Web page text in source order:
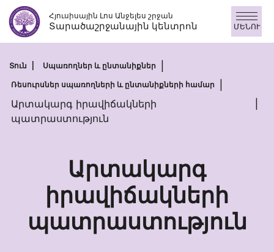
Անցնել
բովանդակությանըՀյուսիսային Լոս Անջելես շրջան
Տարածաշրջանային կենտրոն ՄԵՆՈՒ
Տուն Սպառողներ և ընտանիքներ
Ռեսուրսներ սպառողների և ընտանիքների համար
Արտակարգ իրավիճակների
պատրաստություն
Արտակարգ
իրավիճակների
պատրաստություն
Արտակարգ